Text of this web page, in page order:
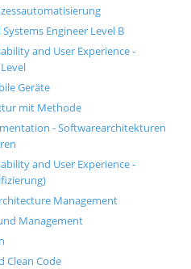
Engineer Level B
and User Experience -
Geräte
mit Methode
- Softwarearchitekturen
and User Experience -
Management
Management
Clean Code